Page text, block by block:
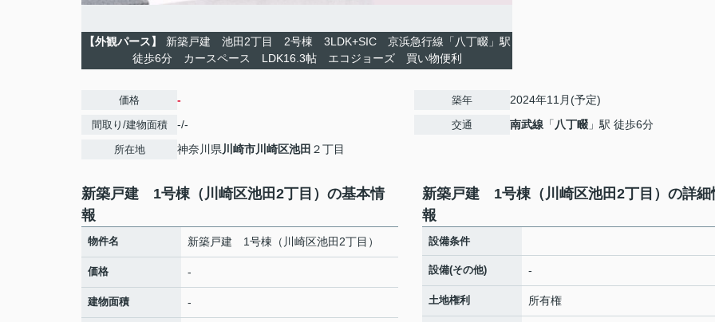
【外観パース】
新築戸建 池田2丁目 2号棟 3LDK+SIC 京浜急行線「八丁畷」駅
徒歩6分 カースペース LDK16.3帖 エコジョーズ 買い物便利
価格 -
間取り/建物面積 -/-
所在地 神奈川県川崎市川崎区池田 ２丁目
築年 2024年11月(予定)
交通 南武線 「 八丁畷 」駅 徒歩6分
新築戸建 1号棟（川崎区池田2丁目）の基本情
報
物件名 新築戸建 1号棟（川崎区池田2丁目）
価格 -
建物面積 -
新築戸建 1号棟（川崎区池田2丁目）の詳細
報
設備条件
設備(その他) -
土地権利 所有権